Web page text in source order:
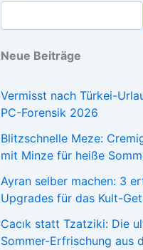
Neue Beiträge
Vermisst nach Türkei-
PC-Forensik 2026
Blitzschnelle Meze:
mit Minze für heiße
Ayran selber machen: 3
Upgrades für das Kult-
Cacık statt Tzatziki: Die
Sommer-Erfrischung aus